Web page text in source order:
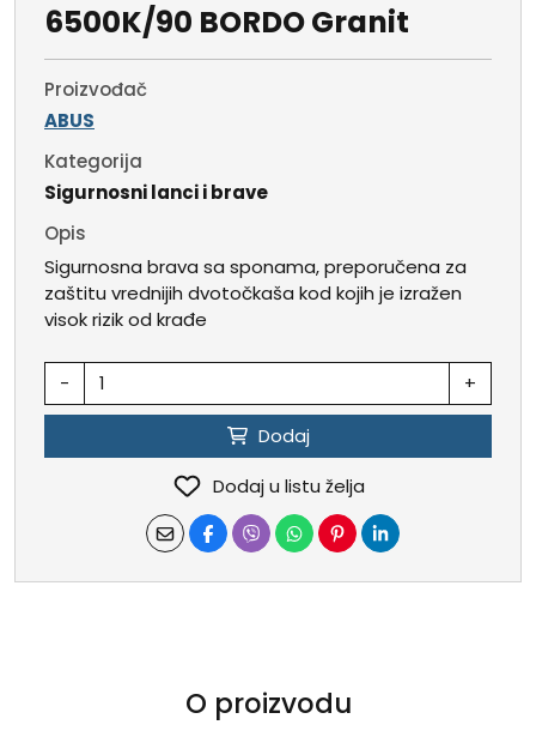
6500K/90 BORDO Granit
Proizvođač
ABUS
Kategorija
Sigurnosni lanci i brave
Opis
Sigurnosna brava sa sponama, preporučena za
zaštitu vrednijih dvotočkaša kod kojih je izražen
visok rizik od krađe
- +
Dodaj
Dodaj u listu želja
O proizvodu